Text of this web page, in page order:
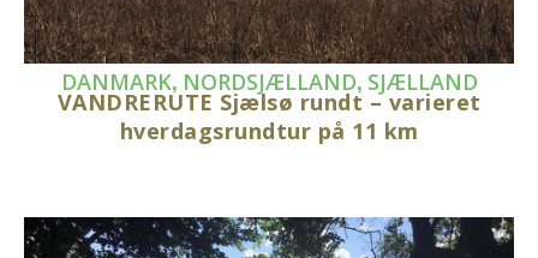
DANMARK, NORDSJÆLLAND, SJÆLLAND
VANDRERUTE Sjælsø rundt – varieret
hverdagsrundtur på 11 km